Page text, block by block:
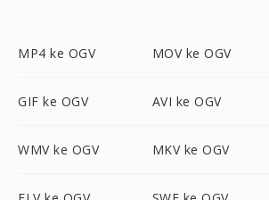
MP4 ke OGV MOV ke OGV
GIF ke OGV AVI ke OGV
WMV ke OGV MKV ke OGV